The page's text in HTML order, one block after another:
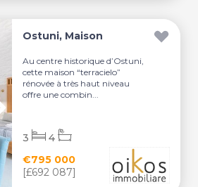
Ostuni, Maison
Au centre historique d’Ostuni,
cette maison “terracielo”
rénovée à très haut niveau
offre une combin...
€795 000
[£692 087]
3 4